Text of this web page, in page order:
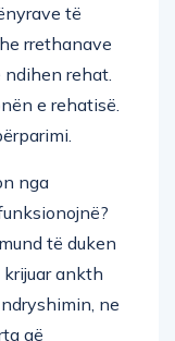
të
rrethanave
rehat.
e rehatisë.
nga
të duken
ankth
ne
që